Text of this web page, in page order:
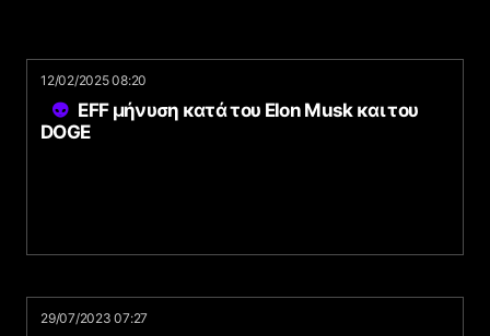
12/02/2025 08:20
EFF μήνυση κατά του Elon Musk και του
DOGE
29/07/2023 07:27